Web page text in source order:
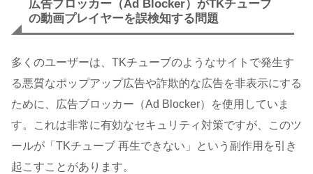
広告ブロッカー（Ad Blocker）がTKチューブ
の動画プレイヤーを誤検知する問題
多くのユーザーは、TKチューブのようなサイトで発生す
る悪質なポップアップ広告や詐欺的な広告を非表示にする
ために、広告ブロッカー（Ad Blocker）を使用していま
す。これは非常に有効なセキュリティ対策ですが、このツ
ールが「TKチューブ 再生できない」という副作用を引き
起こすことがあります。